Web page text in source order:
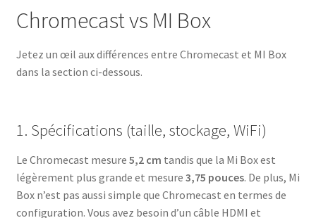
Chromecast vs MI Box
Jetez un œil aux différences entre Chromecast et MI Box
dans la section ci-dessous.
1. Spécifications (taille, stockage, WiFi)
Le Chromecast mesure 5,2 cm tandis que la Mi Box est
légèrement plus grande et mesure 3,75 pouces. De plus, Mi
Box n’est pas aussi simple que Chromecast en termes de
configuration. Vous avez besoin d’un câble HDMI et